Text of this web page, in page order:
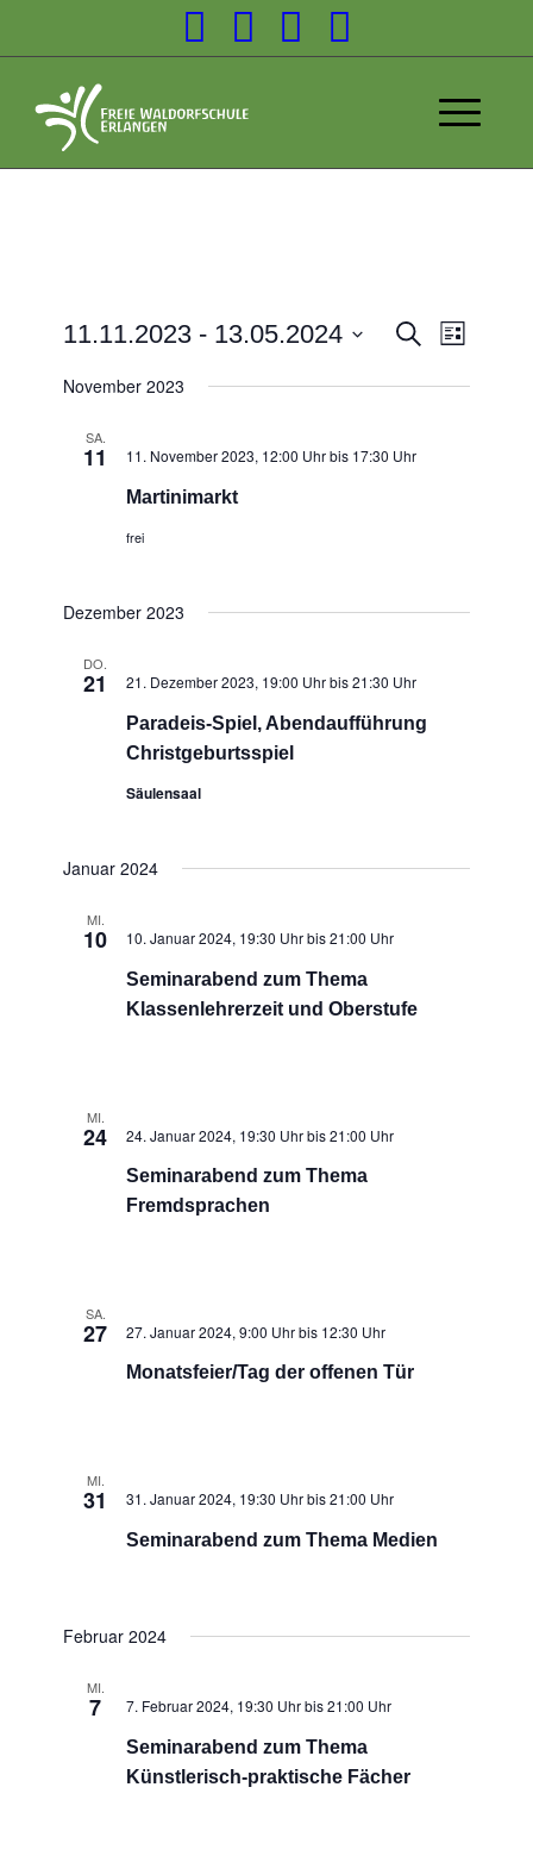
Suche
Liste
11.11.2023 - 13.05.2024
wählen.
November 2023
SA.
11 11. November 2023, 12:00 Uhrbis 17:30 Uhr
Martinimarkt
frei
Dezember 2023
DO.
21 21. Dezember 2023, 19:00 Uhrbis21:30 Uhr
Paradeis-Spiel, Abendaufführung
Christgeburtsspiel
Säulensaal
Januar 2024
MI.
10 10. Januar 2024, 19:30 Uhrbis21:00 Uhr
Seminarabend zum Thema
Klassenlehrerzeit und Oberstufe
MI.
24 24. Januar 2024, 19:30 Uhrbis21:00 Uhr
Seminarabend zum Thema
Fremdsprachen
SA.
27 27. Januar 2024, 9:00 Uhrbis 12:30 Uhr
Monatsfeier/Tag der offenen Tür
MI.
31 31. Januar 2024, 19:30 Uhrbis21:00 Uhr
Seminarabend zum Thema Medien
Februar 2024
MI.
7 7. Februar 2024, 19:30 Uhrbis21:00 Uhr
Seminarabend zum Thema
Künstlerisch-praktische Fächer